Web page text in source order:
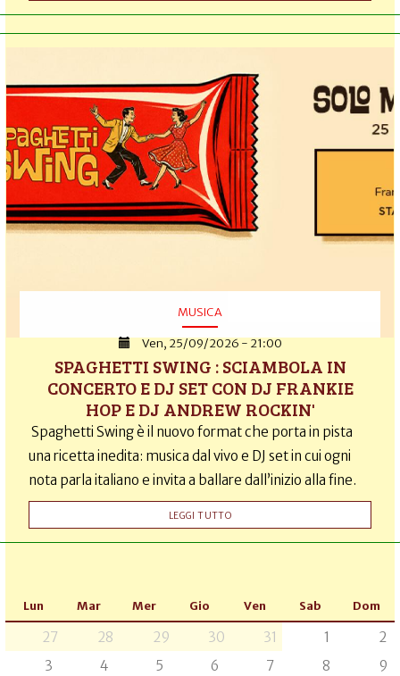
MUSICA
Ven, 25/09/2026 - 21:00
SPAGHETTI SWING : SCIAMBOLA IN
CONCERTO E DJ SET CON DJ FRANKIE
HOP E DJ ANDREW ROCKIN'
Spaghetti Swing è il nuovo format che porta in pista
una ricetta inedita: musica dal vivo e DJ set in cui ogni
nota parla italiano e invita a ballare dall’inizio alla fine.
LEGGI TUTTO
Lun Mar Mer Gio Ven Sab Dom
27 28 29 30 31 1
2
3
4 5 6 7 8
9